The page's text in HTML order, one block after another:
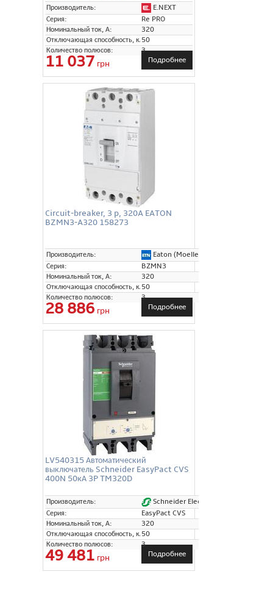
Производитель:
E.NEXT
Серия:
Re PRO
Номинальный ток, А:
320
Отключающая способность, кА:50
Количество полюсов:
3
11 037 грн Подробнее
Circuit-breaker, 3 p, 320A EATON
BZMN3-A320 158273
Производитель:
Eaton (Moeller)
Серия:
BZMN3
Номинальный ток, А:
320
Отключающая способность, кА:50
Количество полюсов:
3
28 886 грн Подробнее
LV540315 Автоматический
выключатель Schneider EasyPact CVS
400N 50кА 3P TM320D
Производитель:
Schneider Electric
Серия:
EasyPact CVS
Номинальный ток, А:
320
Отключающая способность, кА:50
Количество полюсов:
3
49 481 грн Подробнее